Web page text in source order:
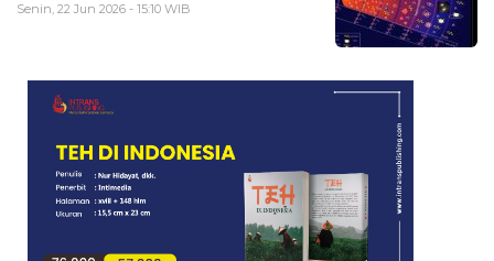
Senin, 22 Jun 2026 - 15:10 WIB